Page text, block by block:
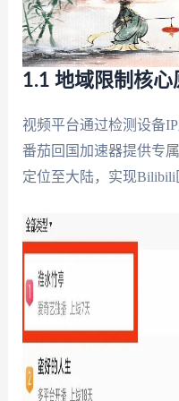
1.1 地域限制核心
视频平台通过检测设备
番茄回国加速器提供专
定位至大陆，实现Bilibili